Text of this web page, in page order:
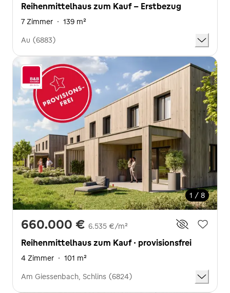
Reihenmittelhaus zum Kauf - Erstbezug
7 Zimmer · 139 m²
Au (6883)
1 / 8
660.000 € 6.535 €/m²
Reihenmittelhaus zum Kauf · provisionsfrei
4 Zimmer · 101 m²
Am Giessenbach, Schlins (6824)